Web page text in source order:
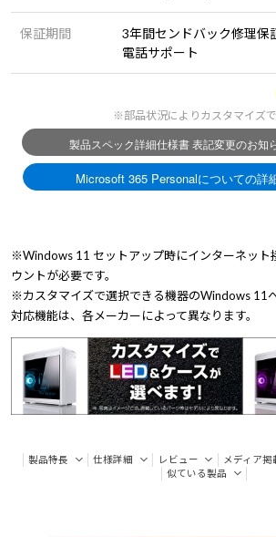
保証期間
3年間センドバック修理保
電話サポート
※部品状況によりカスタマイズ
※Windows 11 セットアップ時にインターネット
ウントが必要です。
※カスタマイズで選択できる機器のWindows 11
対応機能は、各メーカーによって異なります。
製品特長 仕様詳細 レビュー メディア掲
似ている製品